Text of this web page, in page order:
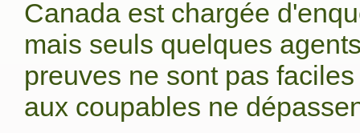
Canada est chargée
mais seuls quelques
preuves ne sont pas
aux coupables ne